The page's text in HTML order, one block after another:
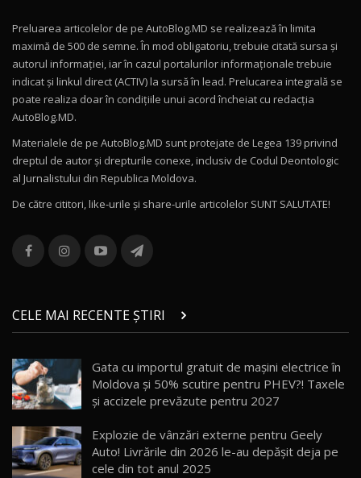
Mercedes-AMG E 53 HYBRID 4MATIC+ / Test
Drive AutoBlog.MD
16:27
11
Noul Volvo ES90 / Test Drive AutoBlog.MD
12
Noul MG HS / Test Drive AutoBlog.MD
16:48
13
combină aventura cu luxul / AutoBlog.MD
36:08
chinez care face lumea să se întoarcă după el
/ AutoBlog.MD
17:27
15 14:37
16
AutoBlogMD
13:10
Preluarea articolelor de pe AutoBlog.MD se realizează în limita
maximă de 500 de semne. În mod obligatoriu, trebuie citată sursa și
autorul informației, iar în cazul portalurilor informaționale trebuie
indicat și linkul direct (ACTIV) la sursă în lead. Prelucarea integrală se
poate realiza doar în condițiile unui acord încheiat cu redacţia
AutoBlog.MD.
Materialele de pe AutoBlog.MD sunt protejate de Legea 139 privind
dreptul de autor și drepturile conexe, inclusiv de Codul Deontologic
al Jurnalistului din Republica Moldova.
De către cititori, like-urile şi share-urile articolelor SUNT SALUTATE!
CELE MAI RECENTE ȘTIRI
Gata cu importul gratuit de mașini electrice în
Moldova și 50% scutire pentru PHEV?! Taxele
și accizele prevăzute pentru 2027
Explozie de vânzări externe pentru Geely
Auto! Livrările din 2026 le-au depășit deja pe
cele din tot anul 2025